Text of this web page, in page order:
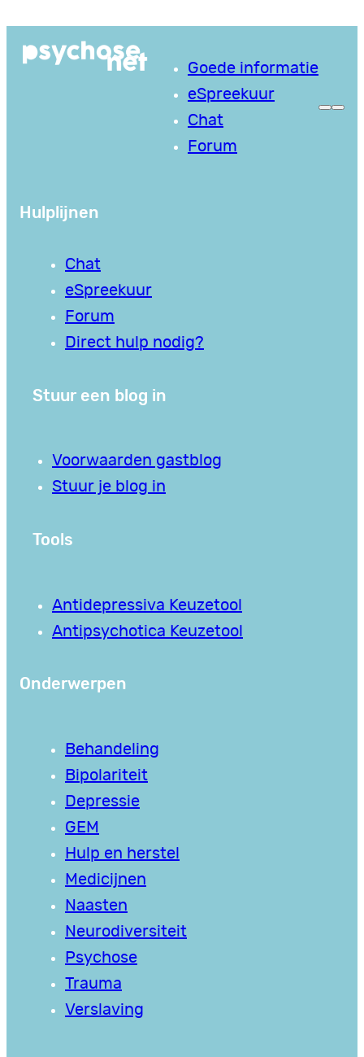
naar
Goede informatie
eSpreekuur
Chat
Forum
Hulplijnen
Chat
eSpreekuur
Forum
Direct hulp nodig?
Stuur een blog in
Voorwaarden gastblog
Stuur je blog in
Tools
Antidepressiva Keuzetool
Antipsychotica Keuzetool
Onderwerpen
Behandeling
Bipolariteit
Depressie
GEM
Hulp en herstel
Medicijnen
Naasten
Neurodiversiteit
Psychose
Trauma
Verslaving